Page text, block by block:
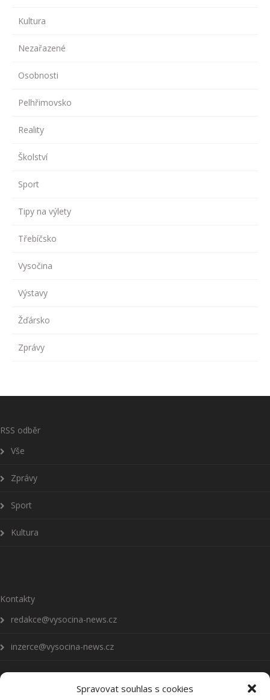
Spravovat souhlas s cookies
Kultura
Nezařazené
Osobnosti
Pelhřimovsko
Reality
Školství
Sport
Tipy na výlety
Třebíčsko
Vysočina
Výstavy
Žďársko
Zprávy
RSS odběr
Vše
Zprávy
Sport
Kultura
Kontakty
redakce@vysocina-news.cz
inzerce@vysocina-news.cz